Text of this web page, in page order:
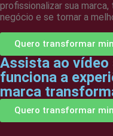
profissionalizar sua
negócio e se tornar a
Quero transformar
Assista ao vídeo
funciona a
marca
Quero transformar